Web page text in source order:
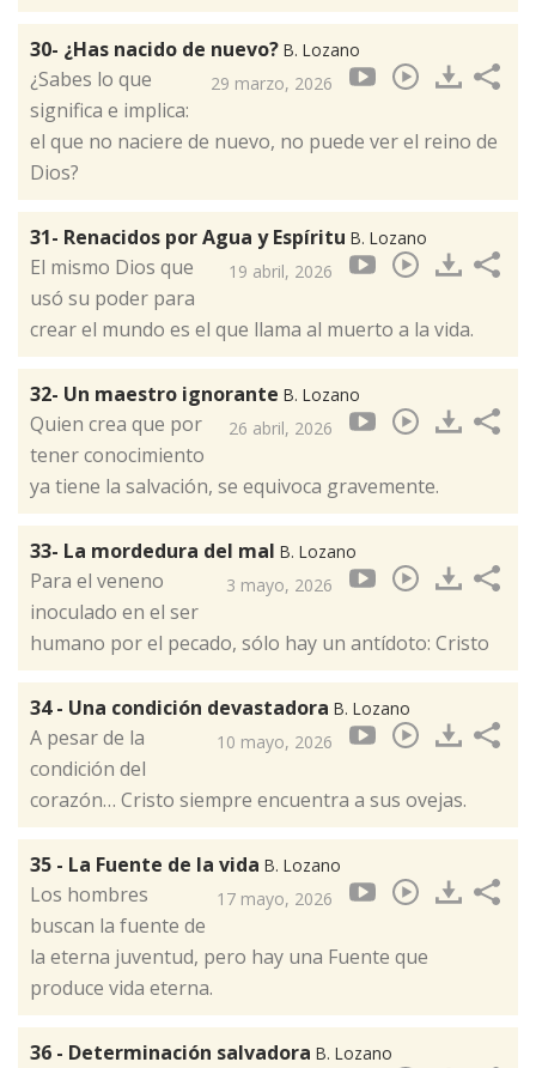
30- ¿Has nacido de nuevo? B. Lozano
29 marzo, 2026
¿Sabes lo que
significa e implica:
el que no naciere de nuevo, no puede ver el reino de
Dios?
31- Renacidos por Agua y Espíritu B. Lozano
19 abril, 2026
El mismo Dios que
usó su poder para
crear el mundo es el que llama al muerto a la vida.
32- Un maestro ignorante B. Lozano
26 abril, 2026
Quien crea que por
tener conocimiento
ya tiene la salvación, se equivoca gravemente.
33- La mordedura del mal B. Lozano
3 mayo, 2026
Para el veneno
inoculado en el ser
humano por el pecado, sólo hay un antídoto: Cristo
34 - Una condición devastadora B. Lozano
10 mayo, 2026
A pesar de la
condición del
corazón… Cristo siempre encuentra a sus ovejas.
35 - La Fuente de la vida B. Lozano
17 mayo, 2026
Los hombres
buscan la fuente de
la eterna juventud, pero hay una Fuente que
produce vida eterna.
36 - Determinación salvadora B. Lozano